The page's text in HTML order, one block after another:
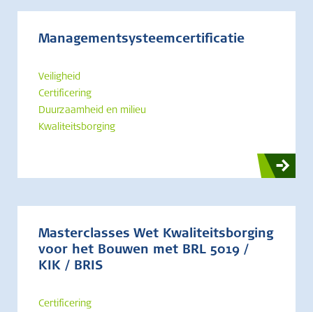
Managementsysteemcertificatie
Veiligheid
Certificering
Duurzaamheid en milieu
Kwaliteitsborging
Masterclasses Wet Kwaliteitsborging
voor het Bouwen met BRL 5019 /
KIK / BRIS
Certificering